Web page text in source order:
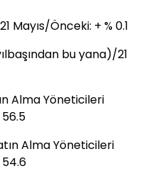
Mayıs/Önceki: + % 0.1
bu yana)/21
Alma Yöneticileri
Alma Yöneticileri